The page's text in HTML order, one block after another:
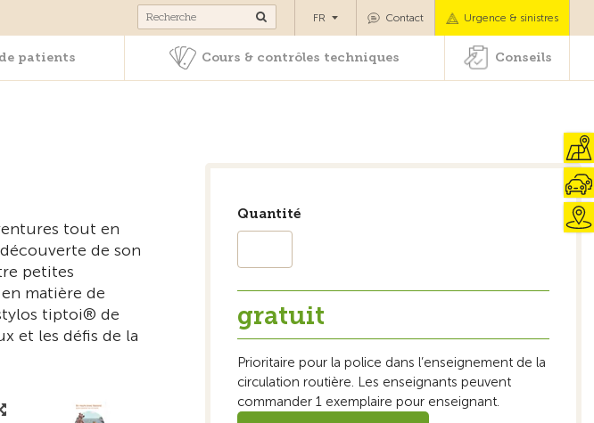
Secours & transports de patients Cours & contrôles techniques Conseils
Contact Urgence & sinistres
FR
patients Cours & contrôles techniques Conseils
tout en
de son
petites
matière de
tiptoi® de
et les défis de la
Quantité
gratuit
Prioritaire pour la police dans l’enseignement de la
circulation routière. Les enseignants peuvent
commander 1 exemplaire pour enseignant.